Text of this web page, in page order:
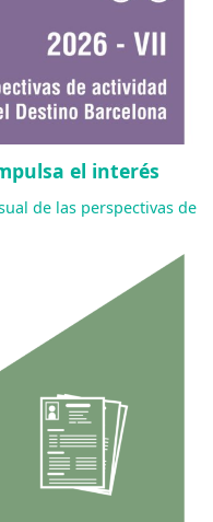
el interés
de las perspectivas de